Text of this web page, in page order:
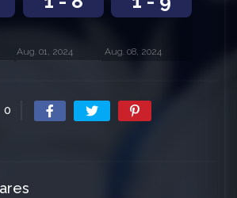
Aug. 01, 2024 Aug. 08, 2024
0